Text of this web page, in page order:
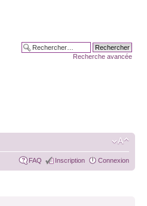
Recherche avancée
FAQ Inscription Connexion